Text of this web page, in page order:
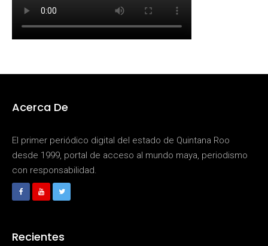
Acerca De
El primer periódico digital del estado de Quintana Roo
desde 1999, portal de acceso al mundo maya, periodismo
con responsabilidad.
Recientes